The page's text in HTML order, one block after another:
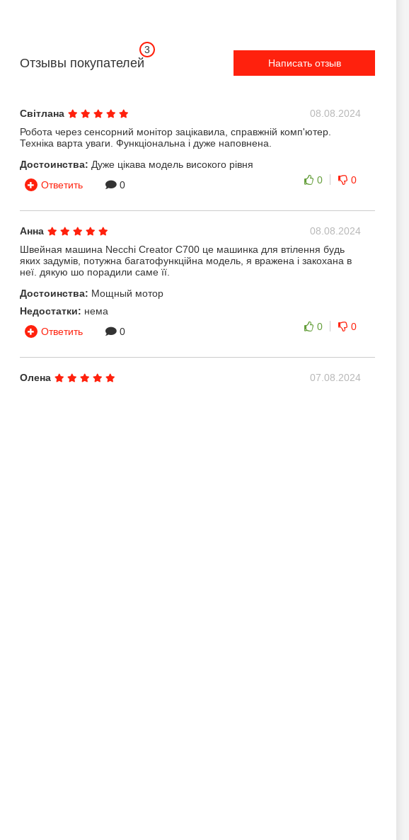
Отзывы покупателей
3
Написать отзыв
Світлана
08.08.2024
Робота через сенсорний монітор зацікавила, справжній комп'ютер.
Техніка варта уваги. Функціональна і дуже наповнена.
Достоинства: Дуже цікава модель високого рівня
Ответить
0 0 0
Анна
08.08.2024
Швейная машина Necchi Creator C700 це машинка для втілення будь
яких задумів, потужна багатофункційна модель, я вражена і закохана в
неї. дякую шо порадили саме її.
Достоинства: Мощный мотор
Недостатки: нема
Ответить
0 0 0
Олена
07.08.2024